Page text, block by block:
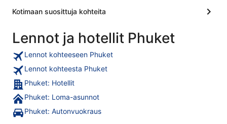
Kotimaan suosittuja kohteita
Lennot ja hotellit Phuket
Lennot kohteeseen Phuket
Lennot kohteesta Phuket
Phuket: Hotellit
Phuket: Loma-asunnot
Phuket: Autonvuokraus